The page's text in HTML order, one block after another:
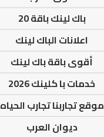
باك لينك باقة 20
اعلانات الباك لينك
أقوى باقة باك لينك
خدمات با كلينك 2026
موقع تجاربنا تجارب الحياه
ديوان العرب